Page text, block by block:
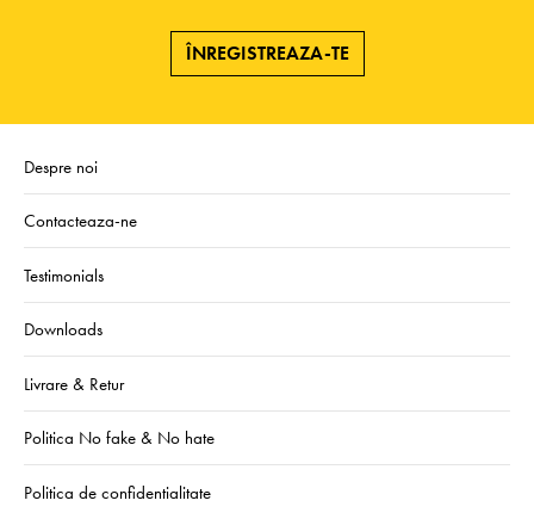
ÎNREGISTREAZA-TE
Despre noi
Contacteaza-ne
Testimonials
Downloads
Livrare & Retur
Politica No fake & No hate
Politica de confidentialitate